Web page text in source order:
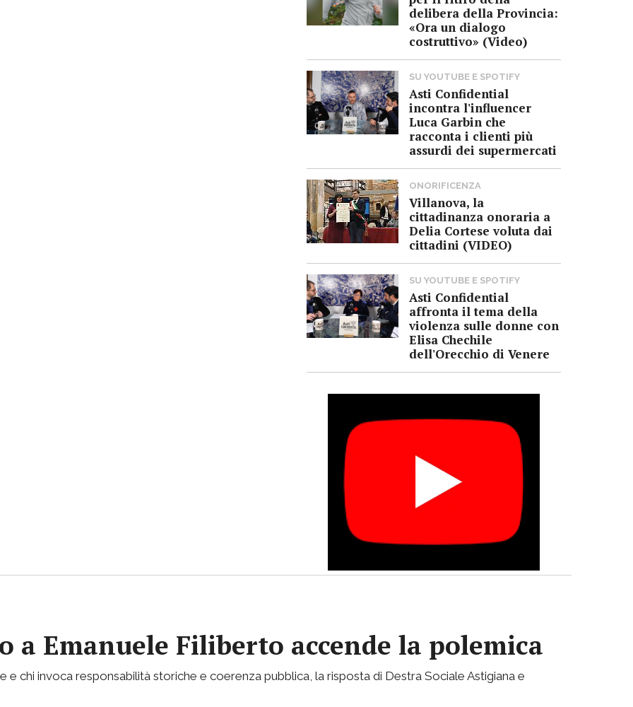
delibera della Provincia:
«Ora un dialogo
costruttivo» (Video)
SU YOUTUBE E SPOTIFY
Asti Confidential
incontra l'influencer
Luca Garbin che
racconta i clienti più
assurdi dei supermercati
ONORIFICENZA
Villanova, la
cittadinanza onoraria a
Delia Cortese voluta dai
cittadini (VIDEO)
SU YOUTUBE E SPOTIFY
Asti Confidential
affronta il tema della
violenza sulle donne con
Elisa Chechile
dell'Orecchio di Venere
Emanuele Filiberto accende la polemica
e chi invoca responsabilità storiche e coerenza pubblica, la risposta di Destra Sociale Astigiana e